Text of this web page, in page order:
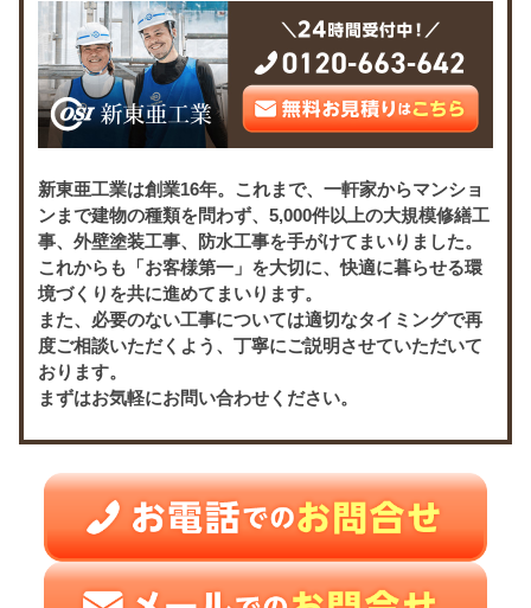
新東亜工業は創業16年。これまで、一軒家からマンショ
ンまで建物の種類を問わず、5,000件以上の大規模修繕工
事、外壁塗装工事、防水工事を手がけてまいりました。
これからも「お客様第一」を大切に、快適に暮らせる環
境づくりを共に進めてまいります。
また、必要のない工事については適切なタイミングで再
度ご相談いただくよう、丁寧にご説明させていただいて
おります。
まずはお気軽にお問い合わせください。